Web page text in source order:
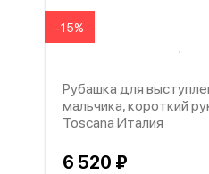
-15%
Рубашка для
мальчика, короткий
Toscana Италия
6 520 ₽